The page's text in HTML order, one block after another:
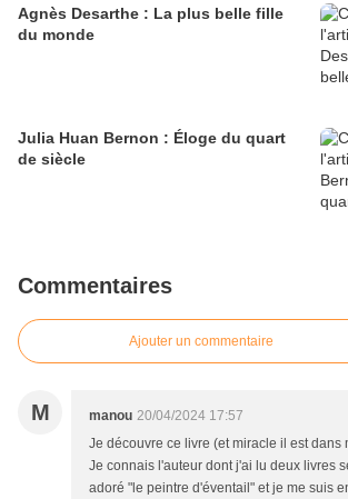
Agnès Desarthe : La plus belle fille
du monde
Julia Huan Bernon : Éloge du quart
de siècle
Commentaires
Ajouter un commentaire
M manou 20/04/2024 17:57
Je découvre ce livre (et miracle il est dans
Je connais l'auteur dont j'ai lu deux livres
adoré "le peintre d'éventail" et je me suis